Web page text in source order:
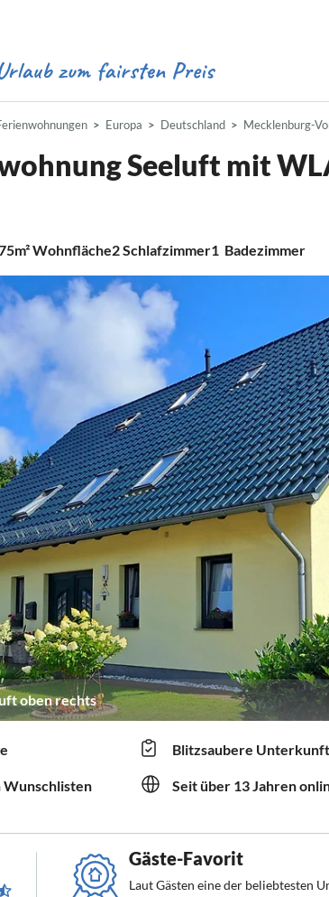
Europa Deutschland Mecklenburg-
Seeluft mit
Wohnfläche2Schlafzimmer1 Badezimmer
oben rechts
Blitzsaubere Unterkunft
Wunschlisten Seit über 13 Jahren
Gäste-Favorit
Laut Gästen eine der beliebtesten